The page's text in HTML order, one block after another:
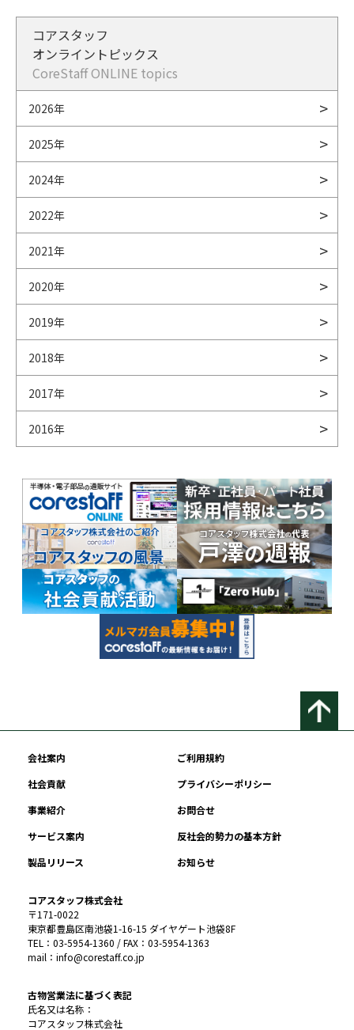
コアスタッフ
オンライントピックス
CoreStaff ONLINE topics
2026年
2025年
2024年
2022年
2021年
2020年
2019年
2018年
2017年
2016年
会社案内
ご利用規約
社会貢献
プライバシーポリシー
事業紹介
お問合せ
サービス案内
反社会的勢力の基本方針
製品リリース
お知らせ
コアスタッフ株式会社
〒171-0022
東京都豊島区南池袋1-16-15 ダイヤゲート池袋8F
TEL：03-5954-1360 / FAX：03-5954-1363
mail：info@corestaff.co.jp
古物営業法に基づく表記
氏名又は名称：
コアスタッフ株式会社